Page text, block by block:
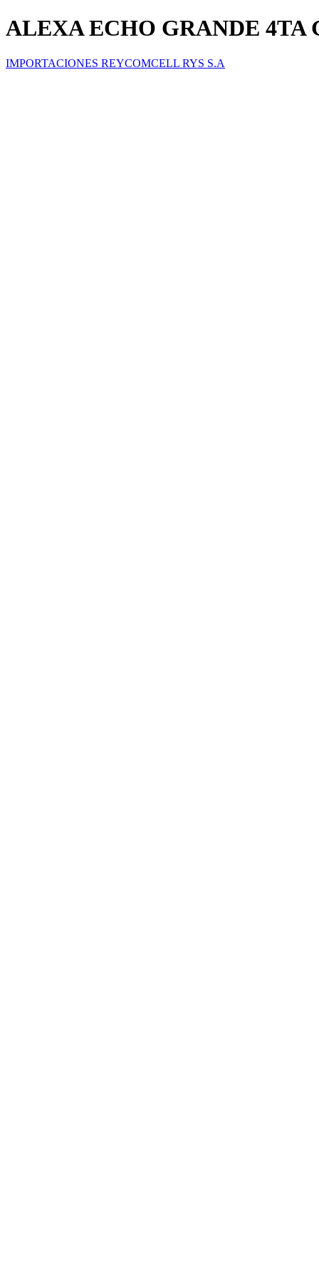
ALEXA ECHO GRANDE 4TA
IMPORTACIONES REYCOMCELL RYS S.A